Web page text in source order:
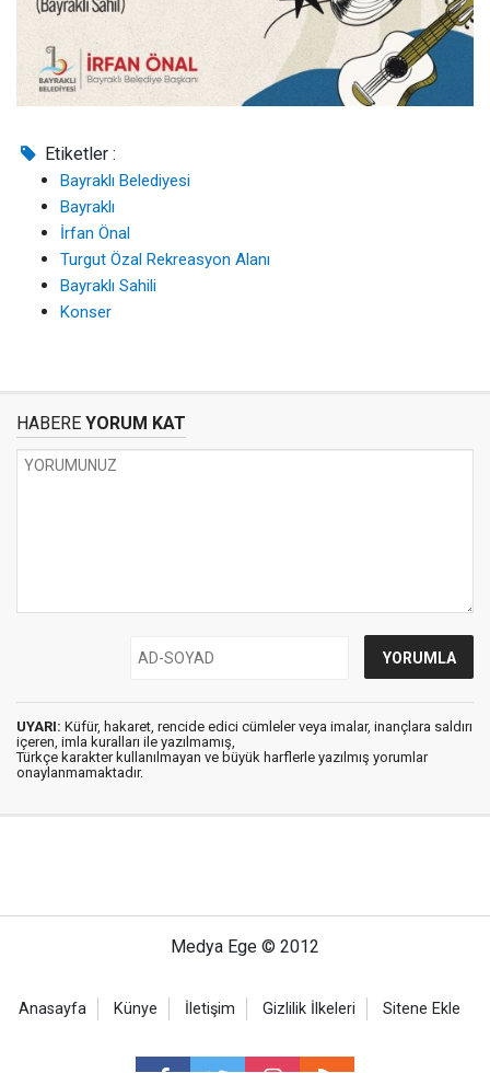
Etiketler :
Bayraklı Belediyesi
Bayraklı
İrfan Önal
Turgut Özal Rekreasyon Alanı
Bayraklı Sahili
Konser
HABERE YORUM KAT
UYARI: Küfür, hakaret, rencide edici cümleler veya imalar, inançlara saldırı
içeren, imla kuralları ile yazılmamış,
Türkçe karakter kullanılmayan ve büyük harflerle yazılmış yorumlar
onaylanmamaktadır.
Medya Ege © 2012
Anasayfa Künye İletişim Gizlilik İlkeleri Sitene Ekle